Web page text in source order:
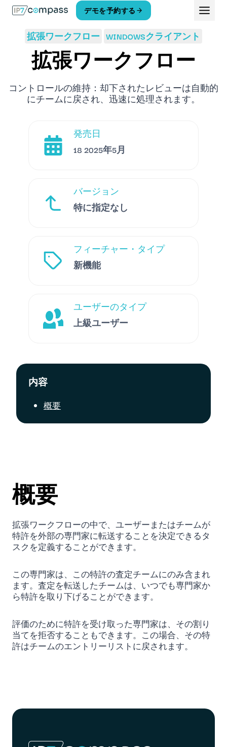
デモを予約する
拡張ワークフロー WINDOWSクライアント
拡張ワークフロー
コントロールの維持：却下されたレビューは自動的
にチームに戻され、迅速に処理されます。
発売日
18 2025年5月
バージョン
特に指定なし
フィーチャー・タイプ
新機能
ユーザーのタイプ
上級ユーザー
内容
概要
概要
拡張ワークフローの中で、ユーザーまたはチームが
特許を外部の専門家に転送することを決定できるタ
スクを定義することができます。
この専門家は、この特許の査定チームにのみ含まれ
ます。査定を転送したチームは、いつでも専門家か
ら特許を取り下げることができます。
評価のために特許を受け取った専門家は、その割り
当てを拒否することもできます。この場合、その特
許はチームのエントリーリストに戻されます。